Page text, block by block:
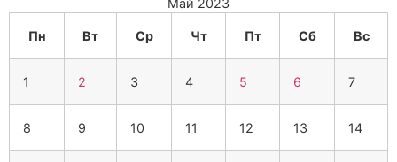
Пн Вт Ср Чт Пт Сб Вс
1 2 3 4 5 6 7
8 9 10 11 12 13 14